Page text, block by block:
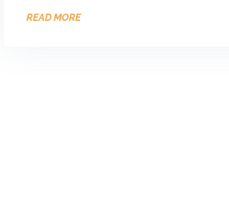
READ MORE